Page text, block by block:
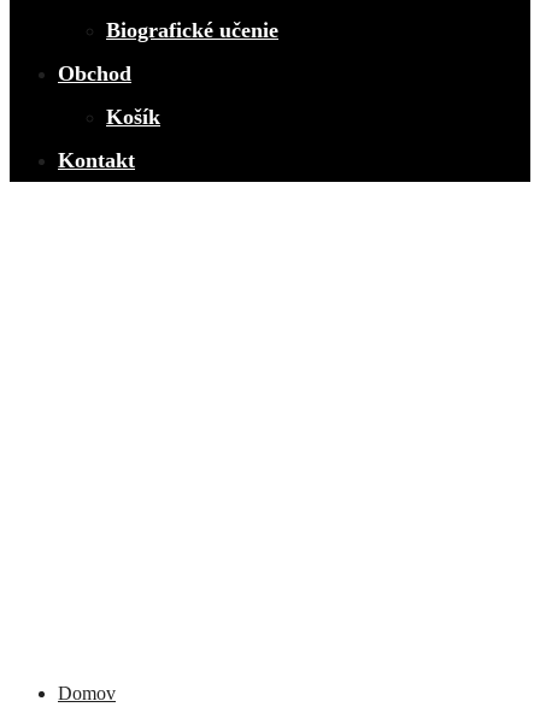
Biografické učenie
Obchod
Košík
Kontakt
Domov